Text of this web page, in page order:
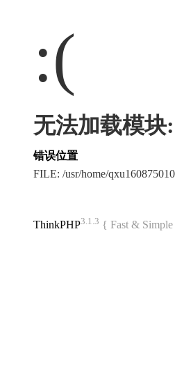
:(
无法加载模块
错误位置
FILE: /usr/home/
ThinkPHP3.1.3 { Fast &